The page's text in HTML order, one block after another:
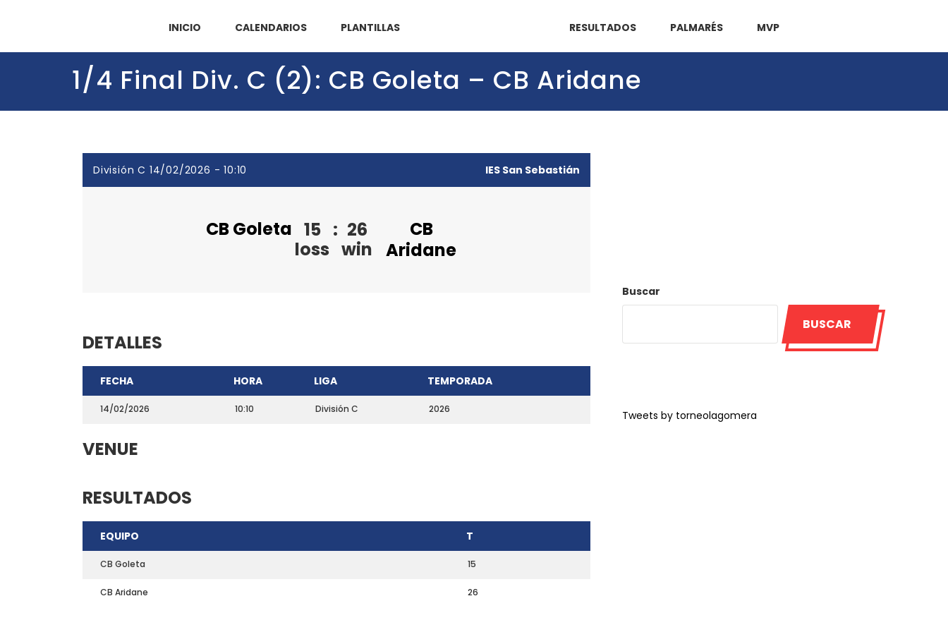
INICIO CALENDARIOS PLANTILLAS RESULTADOS PALMARÉS MVP
1/4 Final Div. C (2): CB Goleta – CB Aridane
División C 14/02/2026 - 10:10 IES San Sebastián
CB Goleta 15
loss
: 26
win
CB
Aridane
DETALLES
FECHA HORA LIGA TEMPORADA
14/02/2026 10:10 División C 2026
VENUE
RESULTADOS
EQUIPO T
CB Goleta 15
CB Aridane 26
Buscar
BUSCAR
Tweets by torneolagomera
Teléfono: 661703772
Email:direccion@marchadeportiva.com
San Sebastián de La Gomera